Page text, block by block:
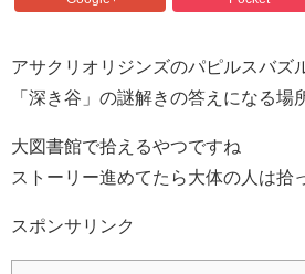
アサクリオリジンズのパピルスバズ
「深き谷」の謎解きの答えになる場
大図書館で拾えるやつですね
ストーリー進めてたら大体の人は拾
スポンサリンク